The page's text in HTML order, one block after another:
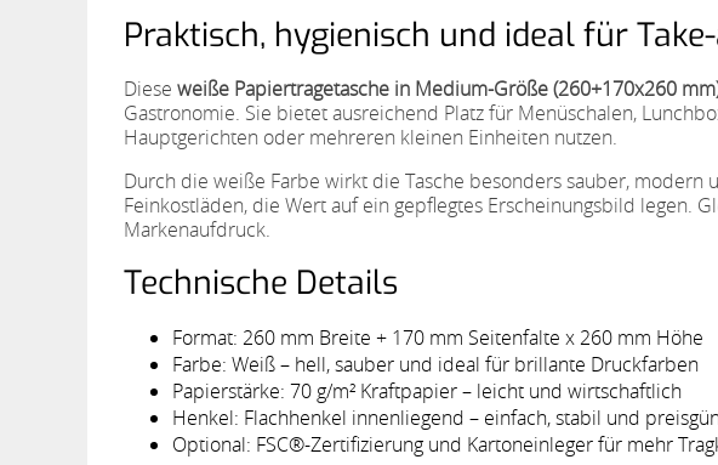
Praktisch, hygienisch und ideal für
Diese weiße Papiertragetasche in Medium-Größe (260+170x260
Gastronomie. Sie bietet ausreichend Platz für Menüschalen,
Hauptgerichten oder mehreren kleinen Einheiten nutzen.
Durch die weiße Farbe wirkt die Tasche besonders sauber,
Feinkostläden, die Wert auf ein gepflegtes Erscheinungsbild legen.
Markenaufdruck.
Technische Details
Format: 260 mm Breite + 170 mm Seitenfalte x 260 mm Höhe
Farbe: Weiß – hell, sauber und ideal für brillante Druckfarben
Papierstärke: 70 g/m² Kraftpapier – leicht und wirtschaftlich
Henkel: Flachhenkel innenliegend – einfach, stabil und
Optional: FSC®-Zertifizierung und Kartoneinleger für mehr